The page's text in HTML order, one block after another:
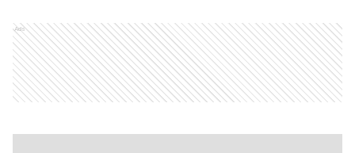
Ads